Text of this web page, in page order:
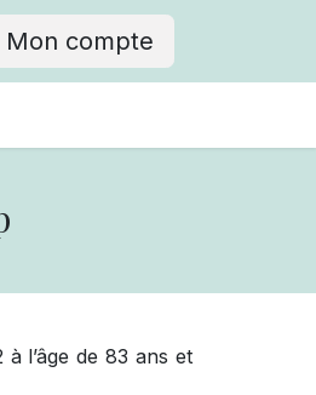
Mon compte
l’âge de 83 ans et